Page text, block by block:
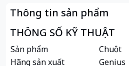
Thông tin sản phẩm
THÔNG SỐ KỸ THUẬT
Sản phẩm
Chuột
Hãng sản xuất
Genius